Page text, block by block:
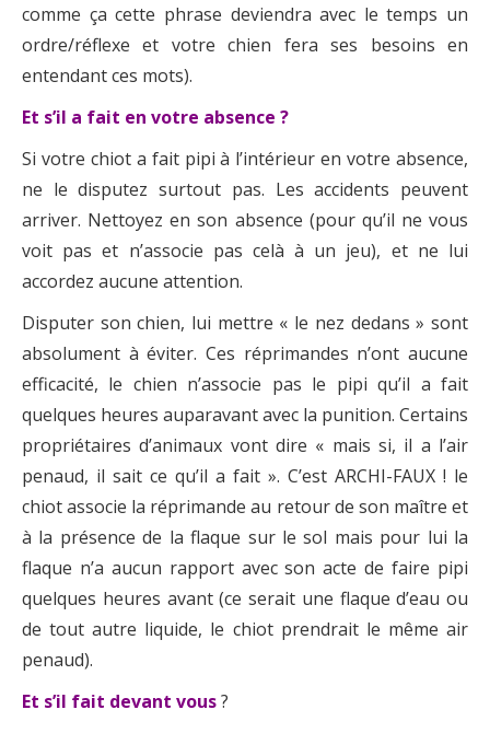
comme ça cette phrase deviendra avec le temps un
ordre/réflexe et votre chien fera ses besoins en
entendant ces mots).
Et s’il a fait en votre absence ?
Si votre chiot a fait pipi à l’intérieur en votre absence,
ne le disputez surtout pas. Les accidents peuvent
arriver. Nettoyez en son absence (pour qu’il ne vous
voit pas et n’associe pas celà à un jeu), et ne lui
accordez aucune attention.
Disputer son chien, lui mettre « le nez dedans » sont
absolument à éviter. Ces réprimandes n’ont aucune
efficacité, le chien n’associe pas le pipi qu’il a fait
quelques heures auparavant avec la punition. Certains
propriétaires d’animaux vont dire « mais si, il a l’air
penaud, il sait ce qu’il a fait ». C’est ARCHI-FAUX ! le
chiot associe la réprimande au retour de son maître et
à la présence de la flaque sur le sol mais pour lui la
flaque n’a aucun rapport avec son acte de faire pipi
quelques heures avant (ce serait une flaque d’eau ou
de tout autre liquide, le chiot prendrait le même air
penaud).
Et s’il fait devant vous?